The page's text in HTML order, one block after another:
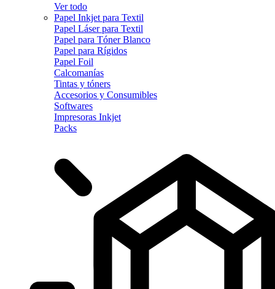
Ver todo
Papel Inkjet para Textil
Papel Láser para Textil
Papel para Tóner Blanco
Papel para Rígidos
Papel Foil
Calcomanías
Tintas y tóners
Accesorios y Consumibles
Softwares
Impresoras Inkjet
Packs